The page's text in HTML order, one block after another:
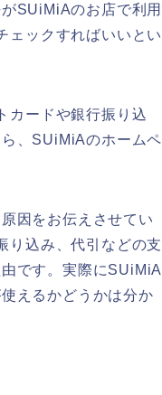
SUiMiAのお店で利用
ェックすればいいとい
カードや銀行振り込
、SUiMiAのホームペ
因をお伝えさせてい
り込み、代引などの支
です。実際にSUiMiA
えるかどうかは分か